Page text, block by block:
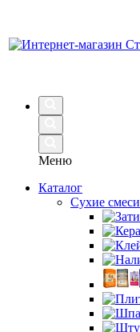
Меню
Каталог
Сухие смеси